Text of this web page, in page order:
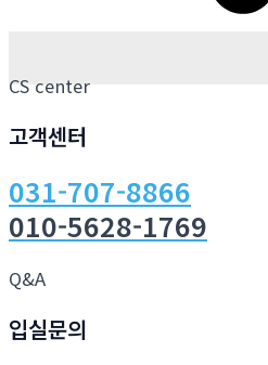
CS center
고객센터
031-707-8866
010-5628-1769
Q&A
입실문의